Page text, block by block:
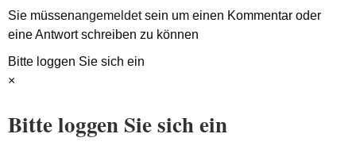
Sie müssenangemeldetsein um einen Kommentar oder
eine Antwort schreiben zu können
Bitte loggen Sie sich ein
×
Bitte loggen Sie sich ein